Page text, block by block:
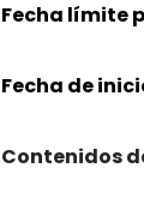
Fecha límite
Fecha de
Contenidos